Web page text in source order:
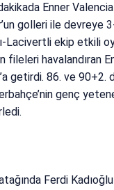
Enner
golleri ile devreye
Lacivertli ekip etkili
fileleri havalandıran
getirdi. 86. ve 90+2.
genç
Ferdi